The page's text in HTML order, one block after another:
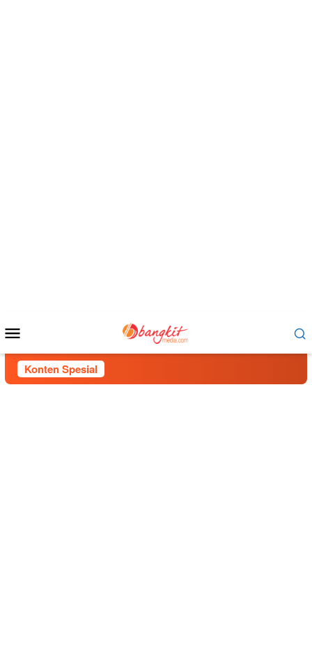
Mobile
Konten Spesial